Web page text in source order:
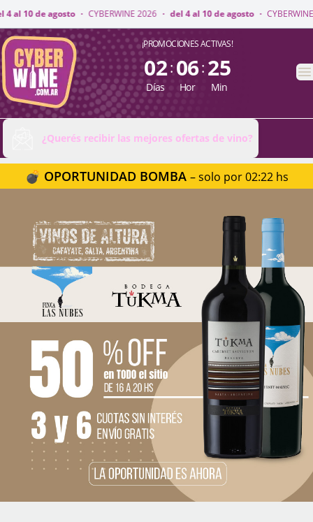
2026 · del 4 al 10 de agosto · CYBERWINE 2026 · del 4 al 10 de agosto
CyberWine ¡PROMOCIONES ACTIVAS!
02
Días
: 06
Hor
: 25
Min
¿Querés recibir las mejores ofertas de vino?
💣 OPORTUNIDAD BOMBA – solo por 02:22 hs